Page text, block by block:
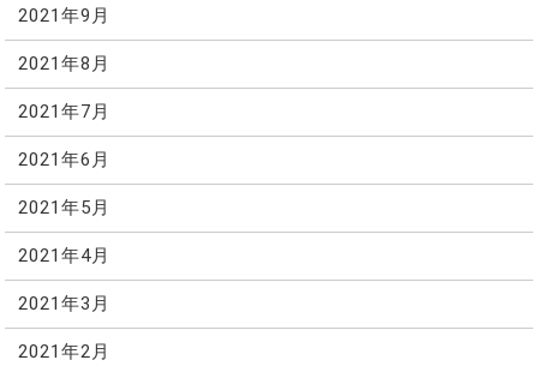
2021年9月
2021年8月
2021年7月
2021年6月
2021年5月
2021年4月
2021年3月
2021年2月